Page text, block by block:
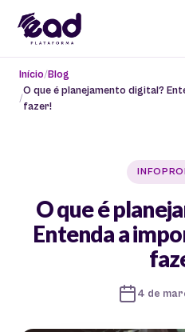
Início Blog
O que é planejamento digital?
fazer!
O que é
Entenda a
4 de